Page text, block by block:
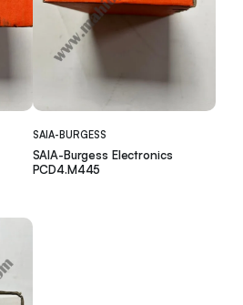
SAIA-BURGESS
SAIA-Burgess Electronics
PCD4.M445